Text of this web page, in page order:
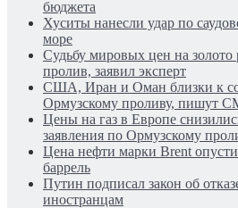
бюджета
Хуситы нанесли удар по
море
Судьбу мировых цен на
пролив, заявил эксперт
США, Иран и Оман близки к
Ормузскому проливу, пишут
Цены на газ в Европе
заявления по Ормузскому
Цена нефти марки Brent
баррель
Путин подписал закон об
иностранцам